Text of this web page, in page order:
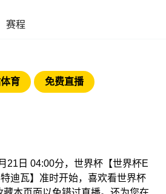
赛程
育 免费直播
21日 04:00分，世界杯【世界杯E
迪瓦】准时开始，喜欢看世界杯